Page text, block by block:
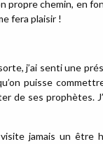
propre chemin, en
fera plaisir !
j’ai senti une
puisse
de ses prophètes.
jamais un être